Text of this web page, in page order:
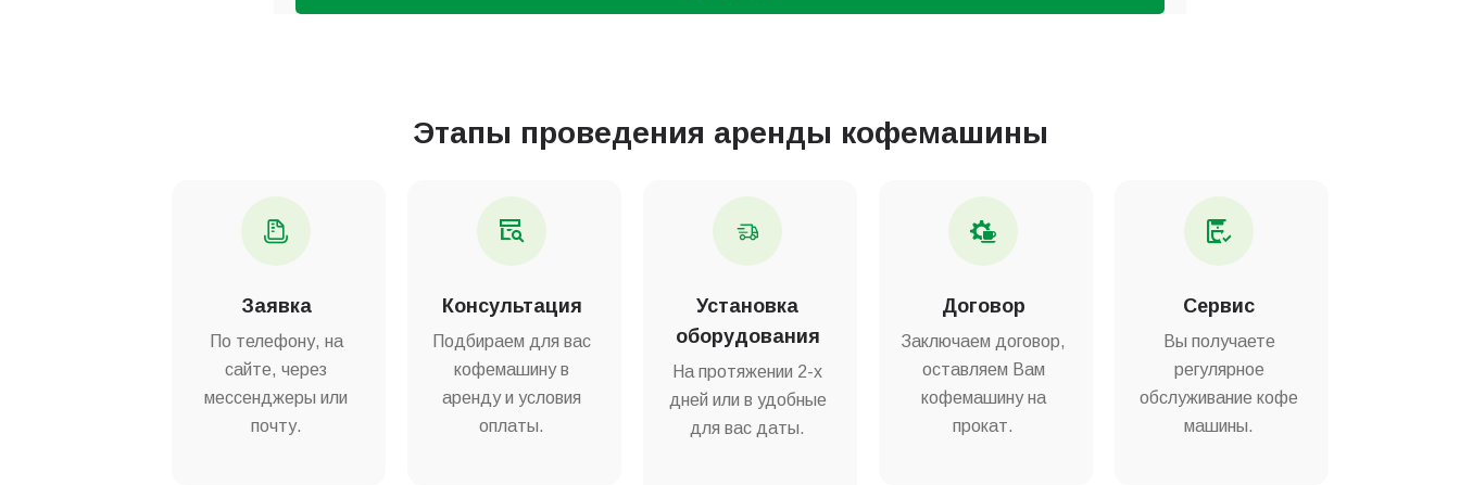
Этапы проведения аренды кофемашины
Заявка
По телефону, на
сайте, через
мессенджеры или
почту.
Консультация
Подбираем для вас
кофемашину в
аренду и условия
оплаты.
Установка
оборудования
На протяжении 2-х
дней или в удобные
для вас даты.
Договор
Заключаем договор,
оставляем Вам
кофемашину на
прокат.
Сервис
Вы получаете
регулярное
обслуживание кофе
машины.